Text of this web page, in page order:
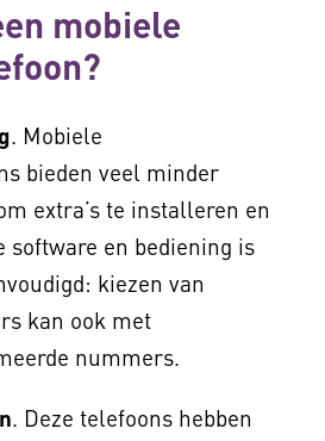
mobiele
. Mobiele
bieden veel minder
extra’s te installeren en
software en bediening is
kiezen van
kan ook met
nummers.
. Deze telefoons hebben